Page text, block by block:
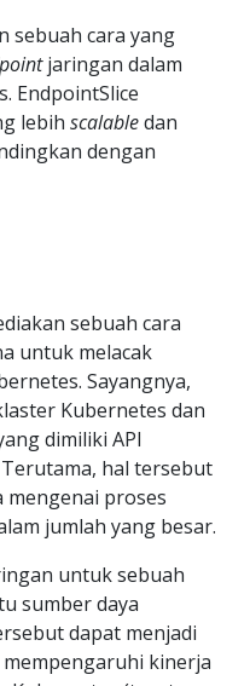
sebuah cara yang
jaringan dalam
EndpointSlice
lebih scalabledan
dengan
sebuah cara
untuk melacak
Sayangnya,
Kubernetes dan
dimiliki API
hal tersebut
mengenai proses
jumlah yang besar.
untuk sebuah
sumber daya
dapat menjadi
kinerja